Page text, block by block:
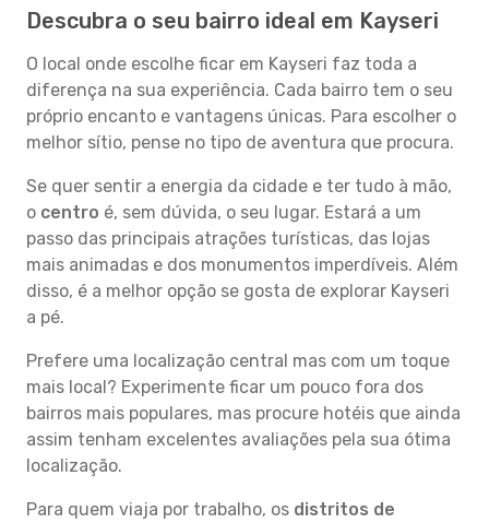
Descubra o seu bairro ideal em Kayseri
O local onde escolhe ficar em Kayseri faz toda a
diferença na sua experiência. Cada bairro tem o seu
próprio encanto e vantagens únicas. Para escolher o
melhor sítio, pense no tipo de aventura que procura.
Se quer sentir a energia da cidade e ter tudo à mão,
o centro é, sem dúvida, o seu lugar. Estará a um
passo das principais atrações turísticas, das lojas
mais animadas e dos monumentos imperdíveis. Além
disso, é a melhor opção se gosta de explorar Kayseri
a pé.
Prefere uma localização central mas com um toque
mais local? Experimente ficar um pouco fora dos
bairros mais populares, mas procure hotéis que ainda
assim tenham excelentes avaliações pela sua ótima
localização.
Para quem viaja por trabalho, os distritos de